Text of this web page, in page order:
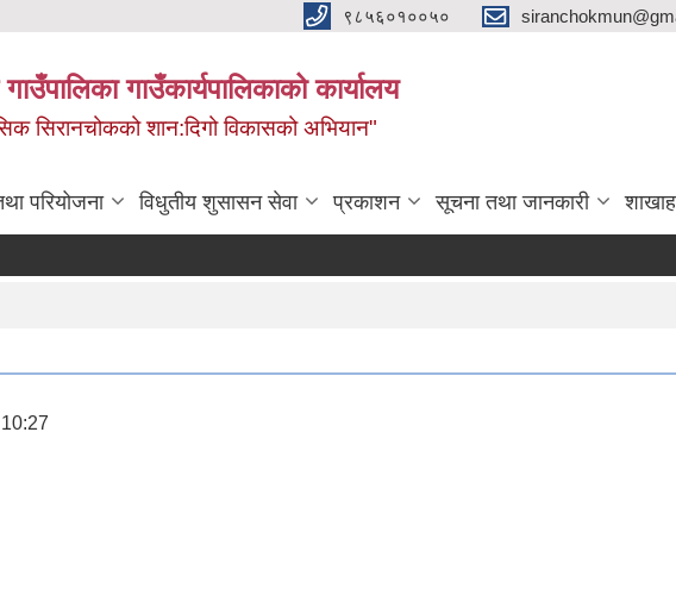
९८५६०१००५०
गाउँकार्यपालिकाको कार्यालय
सिरानचोकको शान:दिगो विकासको अभियान"
परियोजना विधुतीय शुसासन सेवा प्रकाशन सूचना तथा जानकारी